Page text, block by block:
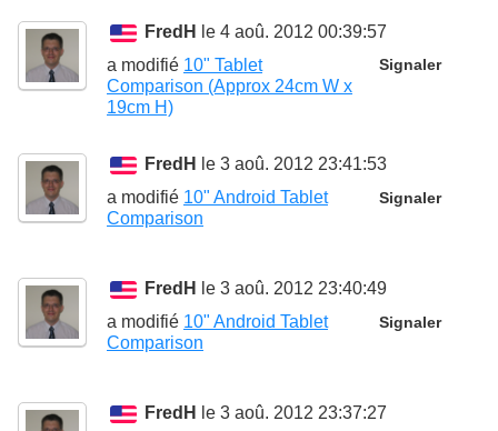
FredH le 4 aoû. 2012 00:39:57
Signaler
a modifié 10" Tablet
Comparison (Approx 24cm W x
19cm H)
FredH le 3 aoû. 2012 23:41:53
Signaler
a modifié 10" Android Tablet
Comparison
FredH le 3 aoû. 2012 23:40:49
Signaler
a modifié 10" Android Tablet
Comparison
FredH le 3 aoû. 2012 23:37:27